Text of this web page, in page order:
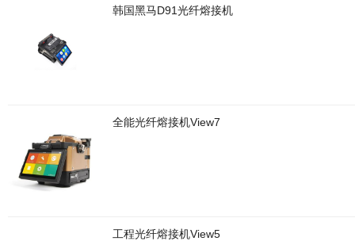
韩国黑马D91光纤熔接机
全能光纤熔接机View7
工程光纤熔接机View5